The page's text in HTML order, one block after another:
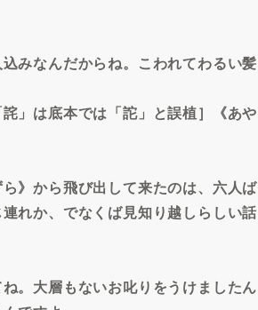
みなんだからね。こわれてわるい髪
」は底本では「詑」と誤植］《あや
》から飛び出して来たのは、六人ば
れか、でなくば見知り越しらしい話
。大層もないお叱りをうけましたん